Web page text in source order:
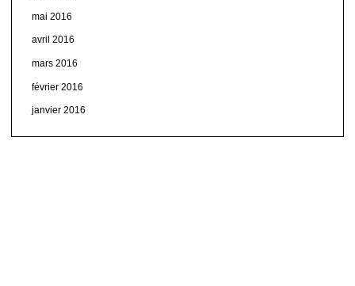
mai 2016
avril 2016
mars 2016
février 2016
janvier 2016